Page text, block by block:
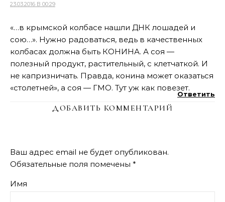
23.03.2016 В 00:29
«…в крымской колбасе нашли ДНК лошадей и
сою…». Нужно радоваться, ведь в качественных
колбасах должна быть КОНИНА. А соя —
полезный продукт, растительный, с клетчаткой. И
не капризничать. Правда, конина может оказаться
«столетней», а соя — ГМО. Тут уж как повезет.
Ответить
ДОБАВИТЬ КОММЕНТАРИЙ
Ваш адрес email не будет опубликован.
Обязательные поля помечены *
Имя